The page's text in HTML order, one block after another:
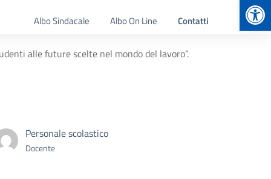
Albo Sindacale Albo On Line Contatti
alle future scelte nel mondo del lavoro”.
Personale scolastico
Docente